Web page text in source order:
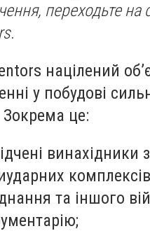
переходьте на
.
націлений
у побудові
це:
винахідники
та іншого